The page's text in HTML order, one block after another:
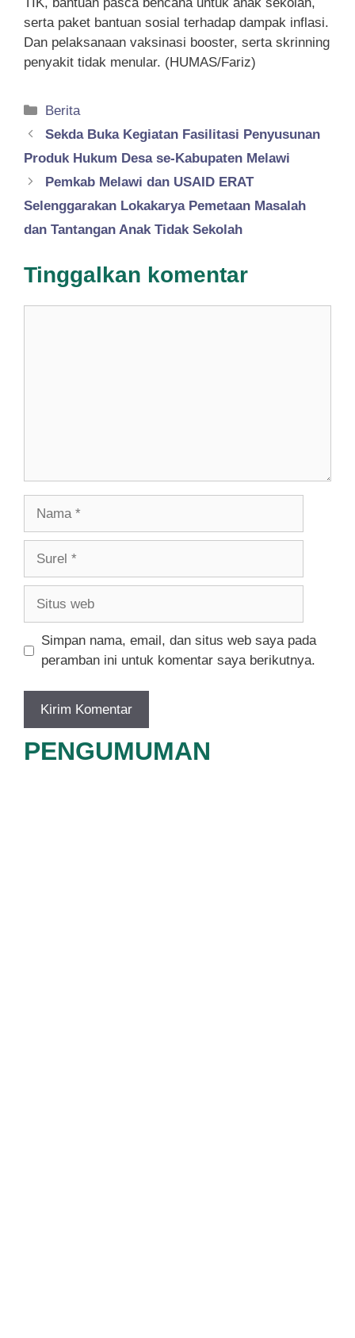
serta paket bantuan sosial terhadap dampak inflasi.
Dan pelaksanaan vaksinasi booster, serta skrinning
penyakit tidak menular. (HUMAS/Fariz)
Kategori
Berita
Sekda Buka Kegiatan Fasilitasi Penyusunan
Produk Hukum Desa se-Kabupaten Melawi
Pemkab Melawi dan USAID ERAT
Selenggarakan Lokakarya Pemetaan Masalah
dan Tantangan Anak Tidak Sekolah
Tinggalkan komentar
Simpan nama, email, dan situs web saya pada
peramban ini untuk komentar saya berikutnya.
PENGUMUMAN